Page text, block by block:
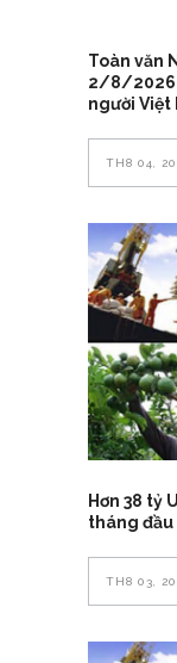
Toàn văn
2/8/2026
người Việt
TH8 04,
Hơn 38 tỷ
tháng đầu
TH8 03,